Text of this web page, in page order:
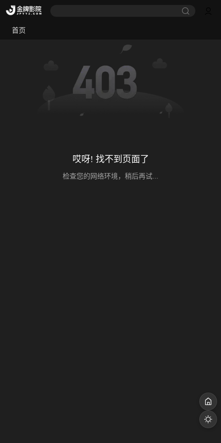
首页
哎呀! 找不到页面了
检查您的网络环境，稍后再试...